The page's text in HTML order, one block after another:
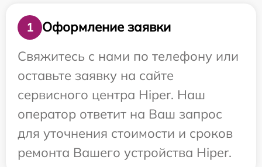
1
Оформление заявки
Свяжитесь с нами по телефону или
оставьте заявку на сайте
сервисного центра Hiper. Наш
оператор ответит на Ваш запрос
для уточнения стоимости и сроков
ремонта Вашего устройства Hiper.